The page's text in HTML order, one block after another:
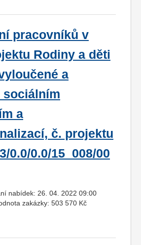
pracovníků v
Rodiny a děti
a
sociálním
a
č. projektu
0.0/0.0/15_008/00
nabídek: 26. 04. 2022 09:00
zakázky: 503 570 Kč